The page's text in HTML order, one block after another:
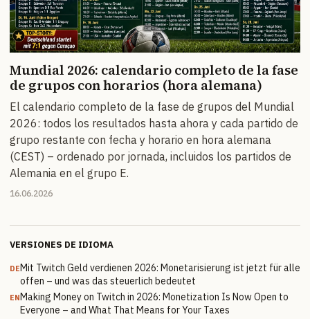
Mundial 2026: calendario completo de la fase
de grupos con horarios (hora alemana)
El calendario completo de la fase de grupos del Mundial
2026: todos los resultados hasta ahora y cada partido de
grupo restante con fecha y horario en hora alemana
(CEST) – ordenado por jornada, incluidos los partidos de
Alemania en el grupo E.
16.06.2026
VERSIONES DE IDIOMA
DEMit Twitch Geld verdienen 2026: Monetarisierung ist jetzt für alle
offen – und was das steuerlich bedeutet
ENMaking Money on Twitch in 2026: Monetization Is Now Open to
Everyone – and What That Means for Your Taxes